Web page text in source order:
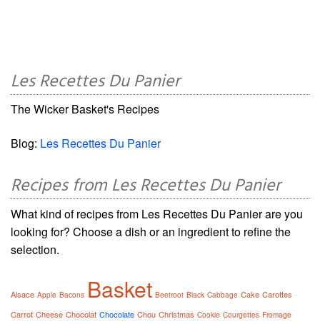
Les Recettes Du Panier
The Wicker Basket's Recipes
Blog: Les Recettes Du Panier
Recipes from Les Recettes Du Panier
What kind of recipes from Les Recettes Du Panier are you
looking for? Choose a dish or an ingredient to refine the
selection.
Alsace Apple Bacons Basket Beetroot Black Cabbage Cake Carottes
Carrot Cheese Chocolat Chocolate Chou Christmas Cookie Courgettes Fromage